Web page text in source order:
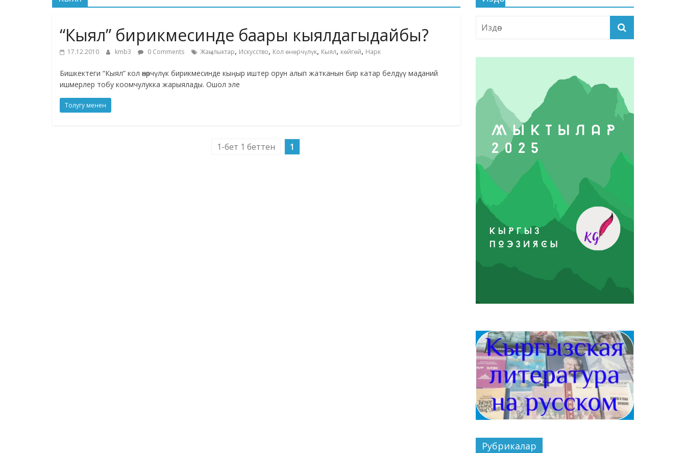
“Кыял” бирикмесинде баары кыялдагыдайбы?
17.12.2010 kmb3 0 Comments Жаңылыктар, Искусство, Кол өнөрчүлүк, Кыял, көйгөй, Нарк
Бишкектеги “Кыял” кол өнөрчүлүк бирикмесинде кыңыр иштер орун алып жатканын бир катар белдүү маданий
ишмерлер тобу коомчулукка жарыялады. Ошол эле
Толугу менен
1-бет 1 беттен 1
Рубрикалар